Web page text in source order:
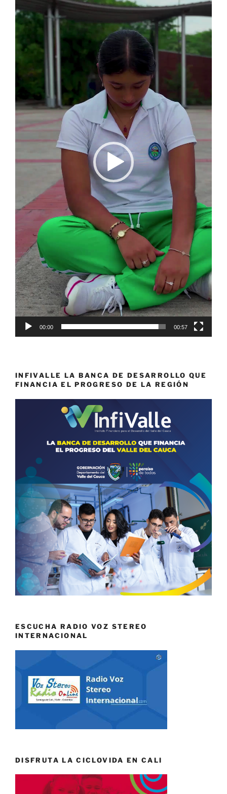
vídeo
00:00 00:57
INFIVALLE LA BANCA DE DESARROLLO QUE
FINANCIA EL PROGRESO DE LA REGIÓN
ESCUCHA RADIO VOZ STEREO
INTERNACIONAL
DISFRUTA LA CICLOVIDA EN CALI